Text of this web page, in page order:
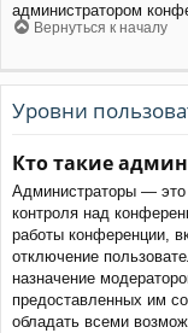
администратором
Вернуться к началу
Уровни
Кто такие
Администраторы —
контроля над
работы конференции,
отключение
назначение
предоставленных им
обладать всеми